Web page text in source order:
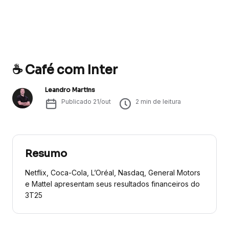
☕ Café com Inter
Leandro Martins
Publicado 21/out 2 min de leitura
Resumo
Netflix, Coca-Cola, L’Oréal, Nasdaq, General Motors
e Mattel apresentam seus resultados financeiros do
3T25